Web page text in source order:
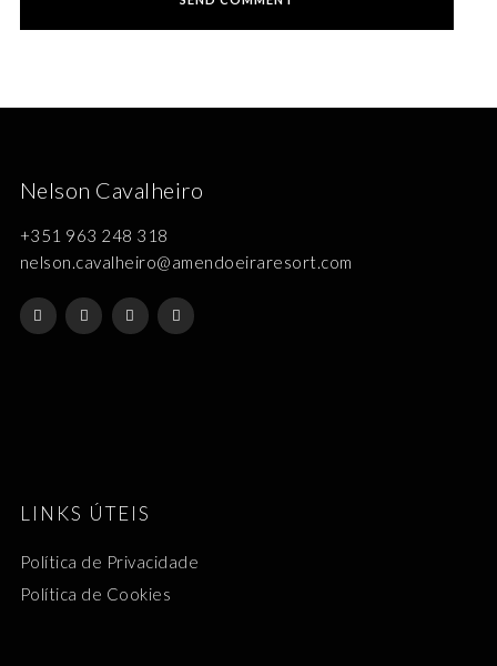
Nelson Cavalheiro
+351 963 248 318
nelson.cavalheiro@amendoeiraresort.com
LINKS ÚTEIS
Política de Privacidade
Política de Cookies